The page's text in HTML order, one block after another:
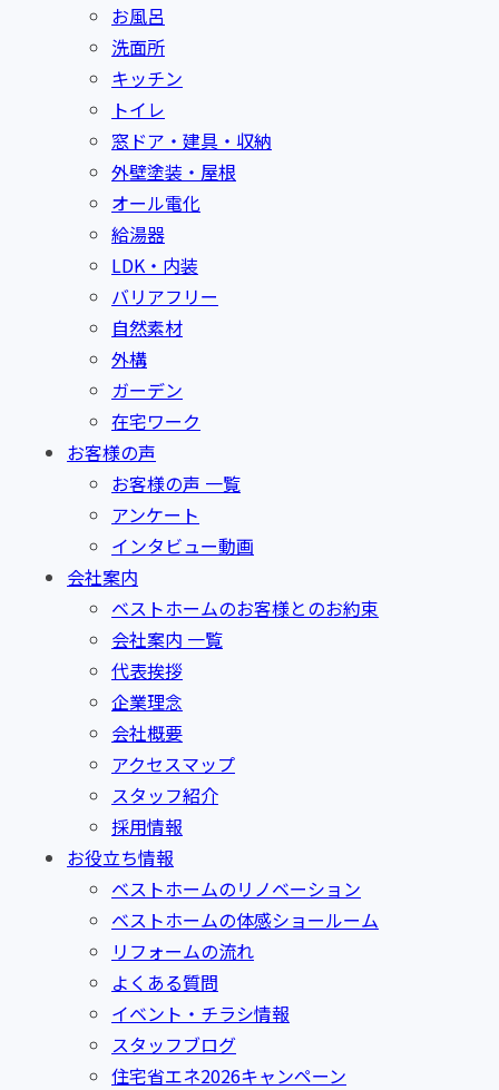
お風呂
洗面所
キッチン
トイレ
窓ドア・建具・収納
外壁塗装・屋根
オール電化
給湯器
LDK・内装
バリアフリー
自然素材
外構
ガーデン
在宅ワーク
お客様の声
お客様の声 一覧
アンケート
インタビュー動画
会社案内
ベストホームのお客様とのお約束
会社案内 一覧
代表挨拶
企業理念
会社概要
アクセスマップ
スタッフ紹介
採用情報
お役立ち情報
ベストホームのリノベーション
ベストホームの体感ショールーム
リフォームの流れ
よくある質問
イベント・チラシ情報
スタッフブログ
住宅省エネ2026キャンペーン